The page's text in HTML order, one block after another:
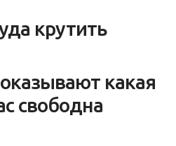
крутить
какая
свободна